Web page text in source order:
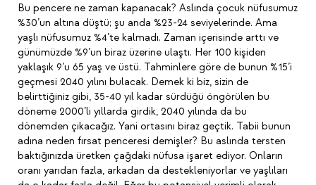
Bu pencere ne zaman kapanacak? Aslında çocuk nüfusumuz
%30’un altına düştü; şu anda %23-24 seviyelerinde. Ama
yaşlı nüfusumuz %4’te kalmadı. Zaman içerisinde arttı ve
günümüzde %9’un biraz üzerine ulaştı. Her 100 kişiden
yaklaşık 9’u 65 yaş ve üstü. Tahminlere göre de bunun %15’i
geçmesi 2040 yılını bulacak. Demek ki biz, sizin de
belirttiğiniz gibi, 35-40 yıl kadar sürdüğü öngörülen bu
döneme 2000’li yıllarda girdik, 2040 yılında da bu
dönemden çıkacağız. Yani ortasını biraz geçtik. Tabii bunun
adına neden fırsat penceresi demişler? Bu aslında tersten
baktığınızda üretken çağdaki nüfusa işaret ediyor. Onların
oranı yarıdan fazla, arkadan da destekleniyorlar ve yaşlıları